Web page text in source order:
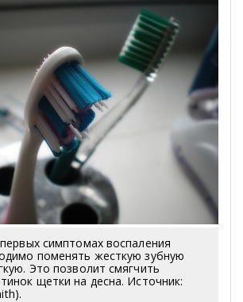
симптомах воспаления
поменять жесткую зубную
Это позволит смягчить
щетки на десна. Источник: